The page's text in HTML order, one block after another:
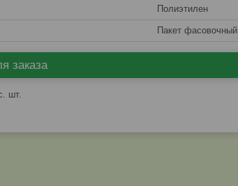
Полиэтилен
Пакет фасовочный
заказа
шт.